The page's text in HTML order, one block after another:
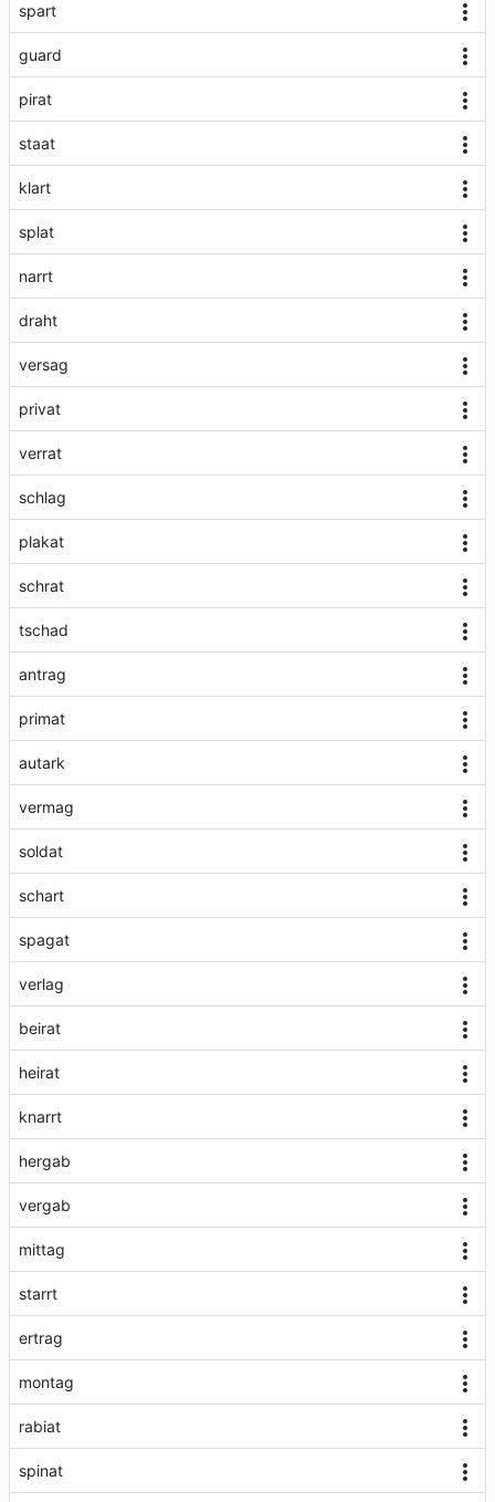
spart
guard
pirat
staat
klart
splat
narrt
draht
versag
privat
verrat
schlag
plakat
schrat
tschad
antrag
primat
autark
vermag
soldat
schart
spagat
verlag
beirat
heirat
knarrt
hergab
vergab
mittag
starrt
ertrag
montag
rabiat
spinat